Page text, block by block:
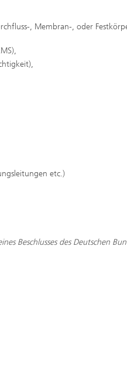
, Membran-, oder
etc.)
Beschlusses des Deutschen